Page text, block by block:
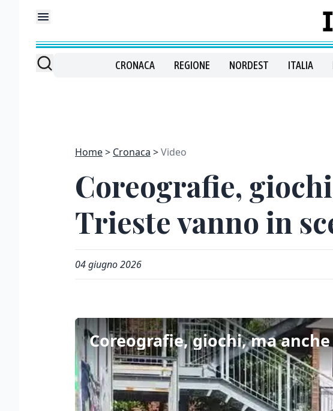
CRONACA REGIONE NORDEST ITALIA
Home Cronaca Video
Coreografie,
Trieste vanno in
04 giugno 2026